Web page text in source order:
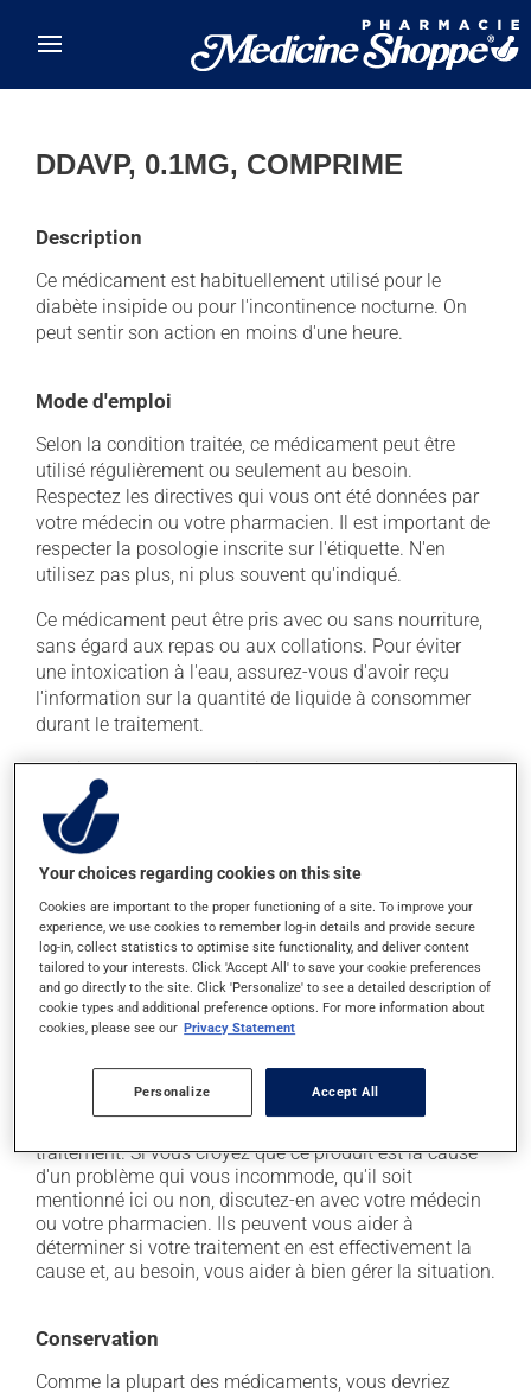
DDAVP, 0.1MG, COMPRIME
Description
Ce médicament est habituellement utilisé pour le
diabète insipide ou pour l'incontinence nocturne. On
peut sentir son action en moins d'une heure.
Mode d'emploi
Selon la condition traitée, ce médicament peut être
utilisé régulièrement ou seulement au besoin.
Respectez les directives qui vous ont été données par
votre médecin ou votre pharmacien. Il est important de
respecter la posologie inscrite sur l'étiquette. N'en
utilisez pas plus, ni plus souvent qu'indiqué.
Ce médicament peut être pris avec ou sans nourriture,
sans égard aux repas ou aux collations. Pour éviter
une intoxication à l'eau, assurez-vous d'avoir reçu
l'information sur la quantité de liquide à consommer
durant le traitement.
La prise d'alcool peut modifier l'effet de ce produit. Il
est recommandé d'éviter la consommation d'alcool
durant le traitement.
Effets indésirables
En plus de ses effets recherchés, ce produit peut à
l'occasion entraîner certains effets indésirables (effets
secondaires), notamment :
il peut causer des maux de tête;
il peut causer des nausées ou, rarement, des
vomissements.
traitement. Si vous croyez que ce produit est la cause
d'un problème qui vous incommode, qu'il soit
mentionné ici ou non, discutez-en avec votre médecin
ou votre pharmacien. Ils peuvent vous aider à
déterminer si votre traitement en est effectivement la
cause et, au besoin, vous aider à bien gérer la situation.
Conservation
Comme la plupart des médicaments, vous devriez
Your choices regarding cookies on this site
Cookies are important to the proper functioning of a site. To improve your
experience, we use cookies to remember log-in details and provide secure
log-in, collect statistics to optimise site functionality, and deliver content
tailored to your interests. Click 'Accept All' to save your cookie preferences
and go directly to the site. Click 'Personalize' to see a detailed description of
cookie types and additional preference options. For more information about
cookies, please see our Privacy Statement
Personalize Accept All